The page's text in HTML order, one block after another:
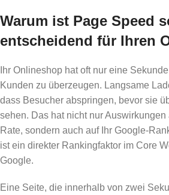
Warum ist Page Speed
entscheidend für Ihren
Ihr Onlineshop hat oft nur eine
Kunden zu überzeugen. Langsame
dass Besucher abspringen, bevor sie
sehen. Das hat nicht nur
Rate, sondern auch auf Ihr Google-
ist ein direkter Rankingfaktor im Core
Google.
Eine Seite, die innerhalb von zwei